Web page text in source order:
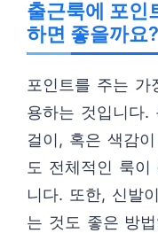
출근룩에 포인
하면 좋을까요?
포인트를 주는 가
용하는 것입니다.
걸이, 혹은 색감
도 전체적인 룩
니다. 또한, 신발
는 것도 좋은 방